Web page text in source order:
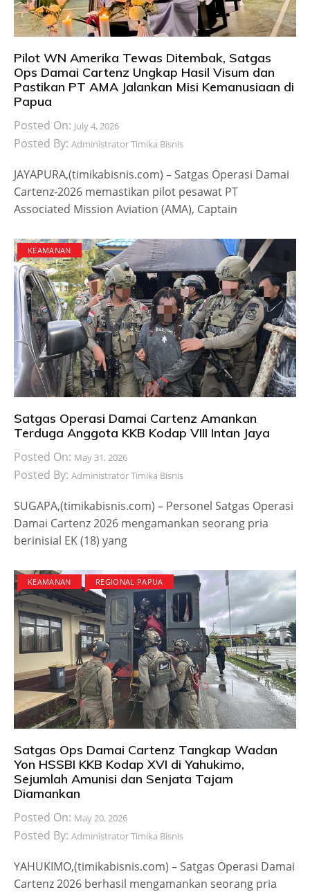
Pilot WN Amerika Tewas Ditembak, Satgas
Ops Damai Cartenz Ungkap Hasil Visum dan
Pastikan PT AMA Jalankan Misi Kemanusiaan di
Papua
Posted On: July 4, 2026
Posted By: Administrator Timika Bisnis
JAYAPURA,(timikabisnis.com) – Satgas Operasi Damai
Cartenz-2026 memastikan pilot pesawat PT
Associated Mission Aviation (AMA), Captain
KEAMANAN
Satgas Operasi Damai Cartenz Amankan
Terduga Anggota KKB Kodap VIII Intan Jaya
Posted On: May 31, 2026
Posted By: Administrator Timika Bisnis
SUGAPA,(timikabisnis.com) – Personel Satgas Operasi
Damai Cartenz 2026 mengamankan seorang pria
berinisial EK (18) yang
KEAMANAN REGIONAL PAPUA
Satgas Ops Damai Cartenz Tangkap Wadan
Yon HSSBI KKB Kodap XVI di Yahukimo,
Sejumlah Amunisi dan Senjata Tajam
Diamankan
Posted On: May 20, 2026
Posted By: Administrator Timika Bisnis
YAHUKIMO,(timikabisnis.com) – Satgas Operasi Damai
Cartenz 2026 berhasil mengamankan seorang pria